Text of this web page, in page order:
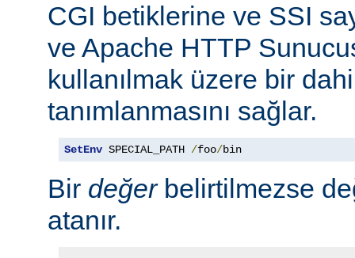
CGI betiklerine ve SSI
ve Apache HTTP
kullanılmak üzere bir
tanımlanmasını sağlar.
SetEnv SPECIAL_PATH /foo/bin
Bir değerbelirtilmezse
atanır.